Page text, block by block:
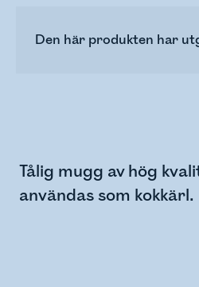
Den här produkten har
Tålig mugg av hög
användas som kokkärl.